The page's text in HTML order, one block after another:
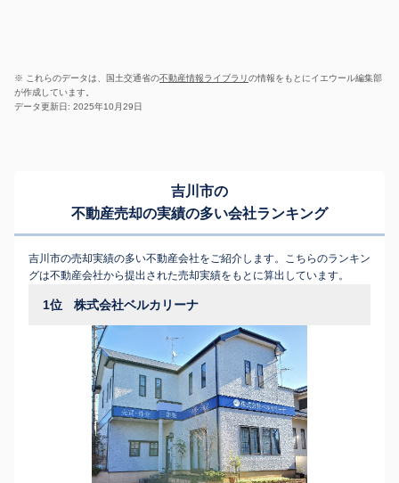
※ これらのデータは、国土交通省の不動産情報ライブラリの情報をもとにイエウール編集部
が作成しています。
データ更新日: 2025年10月29日
吉川市の
不動産売却の実績の多い会社ランキング
吉川市の売却実績の多い不動産会社をご紹介します。こちらのランキン
グは不動産会社から提出された売却実績をもとに算出しています。
1位 株式会社ベルカリーナ